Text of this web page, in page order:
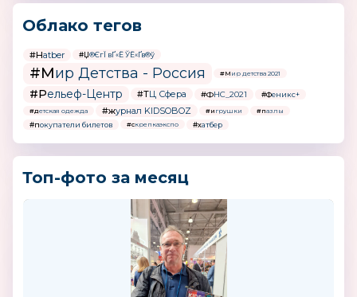
Облако тегов
#Hatber #Џ®ЄгЇ вҐ«Ё ЎЁ«Ґв®ў
#Мир Детства - Россия #Мир детства 2021
#Рельеф-Центр #ТЦ Сфера #ФНС_2021 #Феникс+
#детская одежда #журнал KIDSOBOZ #игрушки #пазлы
#покупатели билетов #скрепкаэкспо #хатбер
Топ-фото за месяц